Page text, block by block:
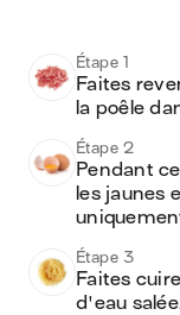
Étape 1
Faites
la poêle
Étape 2
Pendant
les jaunes
Étape 3
Faites
d'eau